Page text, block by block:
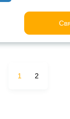
1 2